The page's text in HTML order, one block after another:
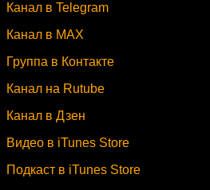
Канал в Telegram
Канал в MAX
Группа в Контакте
Канал на Rutube
Канал в Дзен
Видео в iTunes Store
Подкаст в iTunes Store